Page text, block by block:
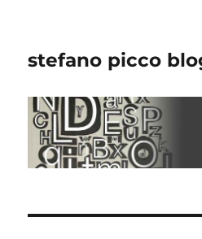
stefano picco